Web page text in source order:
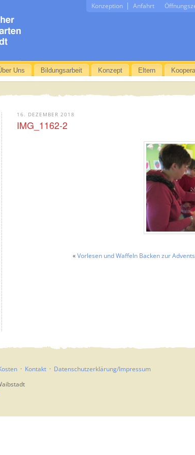
Uns Bildungsarbeit Konzept Eltern
Konzeption Anfahrt
16. DEZEMBER 2018
IMG_1162-2
«Vorlesen und Waffeln Backen zur
Kontakt Datenschutzerklärung/Impressum